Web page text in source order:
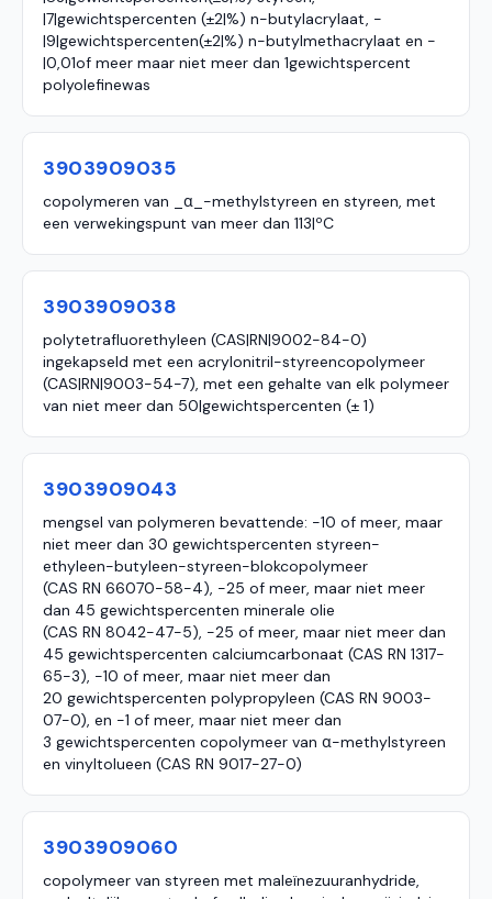
|7|gewichtspercenten (±2|%) n-butylacrylaat, -
|9|gewichtspercenten(±2|%) n-butylmethacrylaat en -
|0,01of meer maar niet meer dan 1gewichtspercent
polyolefinewas
3903909035
copolymeren van _α_-methylstyreen en styreen, met
een verwekingspunt van meer dan 113|ºC
3903909038
polytetrafluorethyleen (CAS|RN|9002-84-0)
ingekapseld met een acrylonitril-styreencopolymeer
(CAS|RN|9003-54-7), met een gehalte van elk polymeer
van niet meer dan 50|gewichtspercenten (± 1)
3903909043
mengsel van polymeren bevattende: -10 of meer, maar
niet meer dan 30 gewichtspercenten styreen-
ethyleen-butyleen-styreen-blokcopolymeer
(CAS RN 66070-58-4), -25 of meer, maar niet meer
dan 45 gewichtspercenten minerale olie
(CAS RN 8042-47-5), -25 of meer, maar niet meer dan
45 gewichtspercenten calciumcarbonaat (CAS RN 1317-
65-3), -10 of meer, maar niet meer dan
20 gewichtspercenten polypropyleen (CAS RN 9003-
07-0), en -1 of meer, maar niet meer dan
3 gewichtspercenten copolymeer van α-methylstyreen
en vinyltolueen (CAS RN 9017-27-0)
3903909060
copolymeer van styreen met maleïnezuuranhydride,